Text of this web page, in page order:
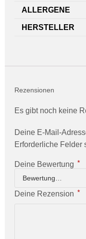
ALLERGENE
HERSTELLER
Rezensionen
Es gibt noch keine
Deine E-Mail-
Erforderliche Felder
Deine Bewertung *
Deine Rezension *